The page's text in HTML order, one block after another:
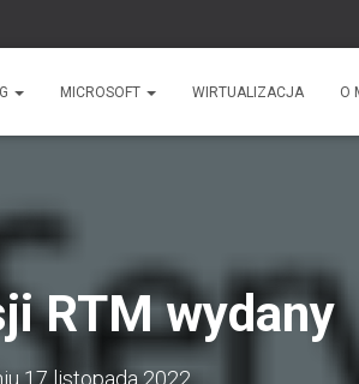
MICROSOFT WIRTUALIZACJA O
RTM wydany
17 listopada 2022